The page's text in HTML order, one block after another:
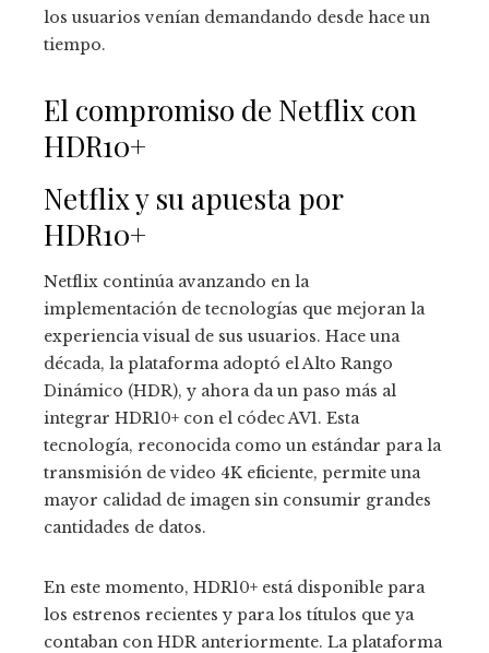
los usuarios venían demandando desde hace un
tiempo.
El compromiso de Netflix con
HDR10+
Netflix y su apuesta por
HDR10+
Netflix continúa avanzando en la
implementación de tecnologías que mejoran la
experiencia visual de sus usuarios. Hace una
década, la plataforma adoptó el Alto Rango
Dinámico (HDR), y ahora da un paso más al
integrar HDR10+ con el códec AV1. Esta
tecnología, reconocida como un estándar para la
transmisión de video 4K eficiente, permite una
mayor calidad de imagen sin consumir grandes
cantidades de datos.
En este momento, HDR10+ está disponible para
los estrenos recientes y para los títulos que ya
contaban con HDR anteriormente. La plataforma